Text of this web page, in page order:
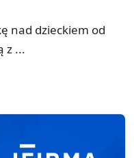
nad dzieckiem od
z ...